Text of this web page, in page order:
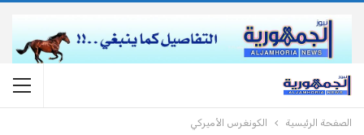
الصفحة الرئيسية الكونغرس الأميركي